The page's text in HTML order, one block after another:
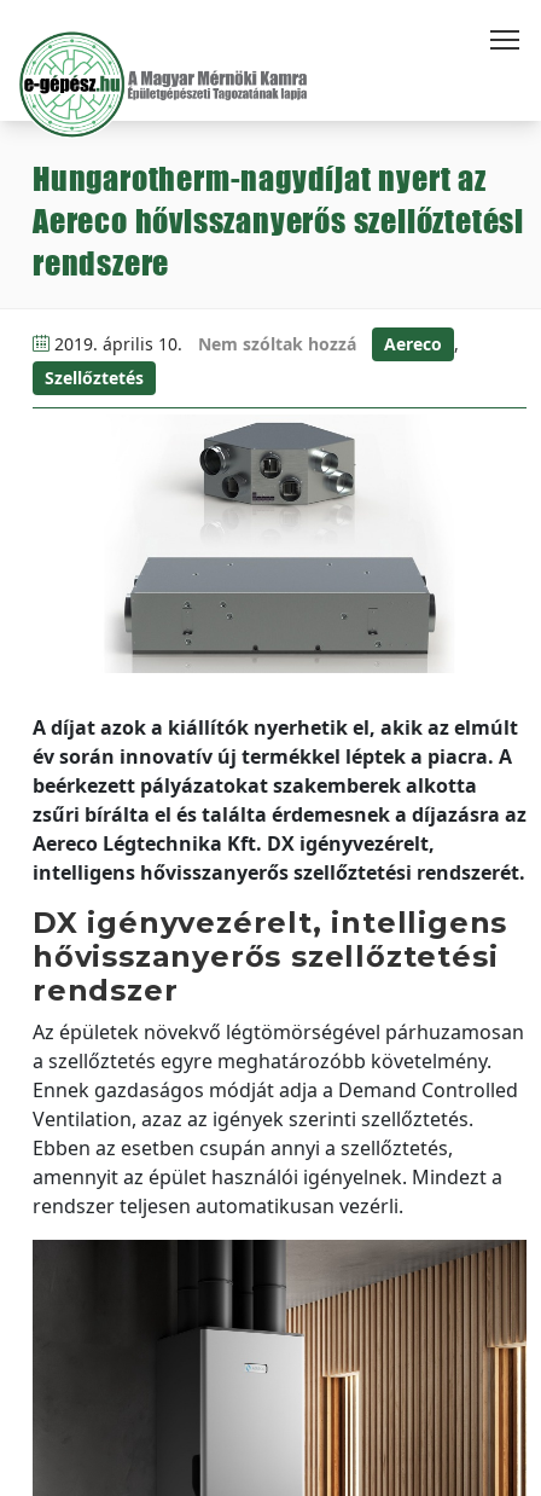
Hungarotherm-nagydíjat nyert az
Aereco hővisszanyerős szellőztetési
rendszere
2019. április 10. Nem szóltak hozzá Aereco
,
Szellőztetés
A díjat azok a kiállítók nyerhetik el, akik az elmúlt
év során innovatív új termékkel léptek a piacra. A
beérkezett pályázatokat szakemberek alkotta
zsűri bírálta el és találta érdemesnek a díjazásra az
Aereco Légtechnika Kft. DX igényvezérelt,
intelligens hővisszanyerős szellőztetési rendszerét.
DX igényvezérelt, intelligens
hővisszanyerős szellőztetési
rendszer
Az épületek növekvő légtömörségével párhuzamosan
a szellőztetés egyre meghatározóbb követelmény.
Ennek gazdaságos módját adja a Demand Controlled
Ventilation, azaz az igények szerinti szellőztetés.
Ebben az esetben csupán annyi a szellőztetés,
amennyit az épület használói igényelnek. Mindezt a
rendszer teljesen automatikusan vezérli.